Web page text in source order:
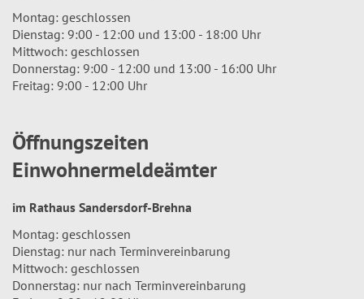
Montag: geschlossen
Dienstag: 9:00 - 12:00 und 13:00 - 18:00 Uhr
Mittwoch: geschlossen
Donnerstag: 9:00 - 12:00 und 13:00 - 16:00 Uhr
Freitag: 9:00 - 12:00 Uhr
Öffnungszeiten
Einwohnermeldeämter
im Rathaus Sandersdorf-Brehna
Montag: geschlossen
Dienstag: nur nach Terminvereinbarung
Mittwoch: geschlossen
Donnerstag: nur nach Terminvereinbarung